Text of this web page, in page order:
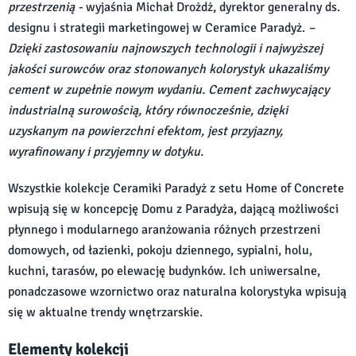
przestrzenią - wyjaśnia Michał Drożdż, dyrektor generalny ds.
designu i strategii marketingowej w Ceramice Paradyż. –
Dzięki zastosowaniu najnowszych technologii i najwyższej
jakości surowców oraz stonowanych kolorystyk ukazaliśmy
cement w zupełnie nowym wydaniu. Cement zachwycający
industrialną surowością, który równocześnie, dzięki
uzyskanym na powierzchni efektom, jest przyjazny,
wyrafinowany i przyjemny w dotyku.
Wszystkie kolekcje Ceramiki Paradyż z setu Home of Concrete
wpisują się w koncepcję Domu z Paradyża, dającą możliwości
płynnego i modularnego aranżowania różnych przestrzeni
domowych, od łazienki, pokoju dziennego, sypialni, holu,
kuchni, tarasów, po elewację budynków. Ich uniwersalne,
ponadczasowe wzornictwo oraz naturalna kolorystyka wpisują
się w aktualne trendy wnętrzarskie.
Elementy kolekcji